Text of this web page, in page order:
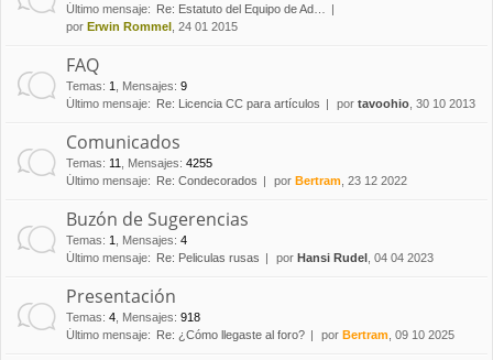
Último mensaje:
Re: Estatuto del Equipo de Ad…
por Erwin Rommel , 24 01 2015
FAQ
Temas: 1 Mensajes: 9
Último mensaje:
Re: Licencia CC para artículos por tavoohio , 30 10 2013
Comunicados
Temas: 11 Mensajes: 4255
Último mensaje:
Re: Condecorados por Bertram , 23 12 2022
Buzón de Sugerencias
Temas: 1 Mensajes: 4
Último mensaje:
Re: Peliculas rusas por Hansi Rudel , 04 04 2023
Presentación
Temas: 4 Mensajes: 918
Último mensaje:
Re: ¿Cómo llegaste al foro? por Bertram , 09 10 2025